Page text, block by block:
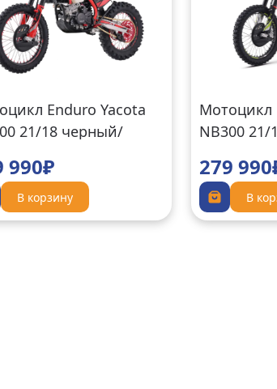
Enduro Yacota
21/18 черный/
990₽
В корзину
Мотоцикл
NB300
279
В